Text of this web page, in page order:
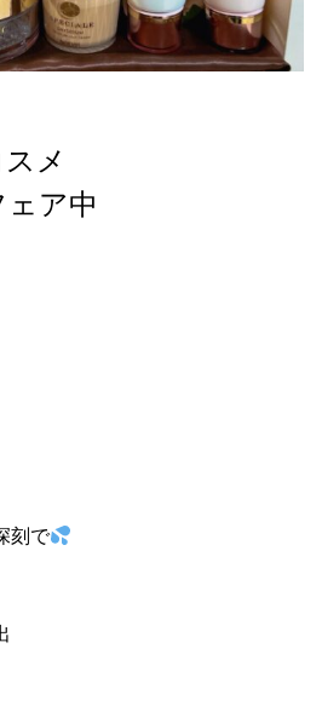
メ
ア中
刻で